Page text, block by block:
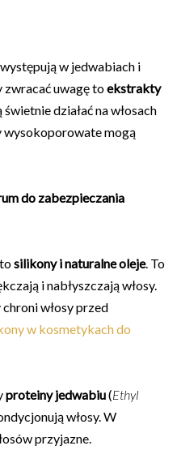
w jedwabiach i
zwracać uwagę toekstrakty
działać na włosach
wysokoporowate mogą
do zabezpieczania
silikony i naturalne oleje. To
i nabłyszczają włosy.
włosy przed
w kosmetykach do
proteiny jedwabiu(Ethyl
włosy. W
przyjazne.